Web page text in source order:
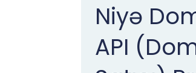
Niyə
API